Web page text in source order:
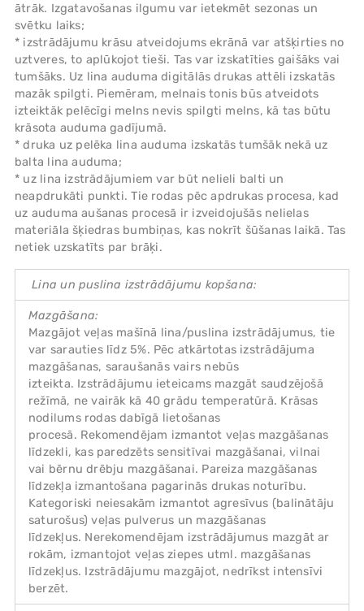
ātrāk. Izgatavošanas ilgumu var ietekmēt sezonas un
svētku laiks;
* izstrādājumu krāsu atveidojums ekrānā var atšķirties no
uztveres, to aplūkojot tieši. Tas var izskatīties gaišāks vai
tumšāks. Uz lina auduma digitālās drukas attēli izskatās
mazāk spilgti. Piemēram, melnais tonis būs atveidots
izteiktāk pelēcīgi melns nevis spilgti melns, kā tas būtu
krāsota auduma gadījumā.
* druka uz pelēka lina auduma izskatās tumšāk nekā uz
balta lina auduma;
* uz lina izstrādājumiem var būt nelieli balti un
neapdrukāti punkti. Tie rodas pēc apdrukas procesa, kad
uz auduma aušanas procesā ir izveidojušās nelielas
materiāla šķiedras bumbiņas, kas nokrīt šūšanas laikā. Tas
netiek uzskatīts par brāķi.
Lina un puslina izstrādājumu kopšana:
Mazgāšana:
Mazgājot veļas mašīnā lina/puslina izstrādājumus, tie
var sarauties līdz 5%. Pēc atkārtotas izstrādājuma
mazgāšanas, saraušanās vairs nebūs
izteikta. Izstrādājumu ieteicams mazgāt saudzējošā
režīmā, ne vairāk kā 40 grādu temperatūrā. Krāsas
nodilums rodas dabīgā lietošanas
procesā. Rekomendējam izmantot veļas mazgāšanas
līdzekli, kas paredzēts sensitīvai mazgāšanai, vilnai
vai bērnu drēbju mazgāšanai. Pareiza mazgāšanas
līdzekļa izmantošana pagarinās drukas noturību.
Kategoriski neiesakām izmantot agresīvus (balinātāju
saturošus) veļas pulverus un mazgāšanas
līdzekļus. Nerekomendējam izstrādājumus mazgāt ar
rokām, izmantojot veļas ziepes utml. mazgāšanas
līdzekļus. Izstrādājumu mazgājot, nedrīkst intensīvi
berzēt.